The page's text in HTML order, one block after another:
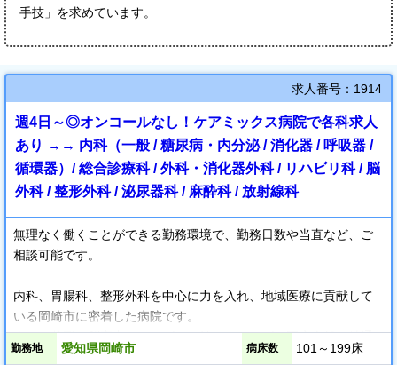
手技」を求めています。
求人番号：1914
週4日～◎オンコールなし！ケアミックス病院で各科求人
あり →→ 内科（一般 / 糖尿病・内分泌 / 消化器 / 呼吸器 /
循環器）/ 総合診療科 / 外科・消化器外科 / リハビリ科 / 脳
外科 / 整形外科 / 泌尿器科 / 麻酔科 / 放射線科
無理なく働くことができる勤務環境で、勤務日数や当直など、ご
相談可能です。
内科、胃腸科、整形外科を中心に力を入れ、地域医療に貢献して
いる岡崎市に密着した病院です。
また、整形・脳卒中のリハビリを始め、リハビリ医療全般に精通
した施設を目指しております。
勤務地 愛知県岡崎市 病床数 101～199床